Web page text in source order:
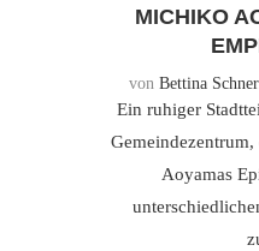
MICHIKO
von Bettina
Ein ruhiger
Aoyamas